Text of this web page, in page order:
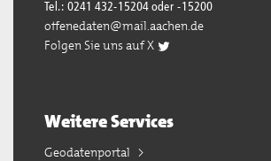
Tel.: 0241 432-15204 oder -15200
offenedaten@mail.aachen.de
Folgen Sie uns auf X
Weitere Services
Geodatenportal